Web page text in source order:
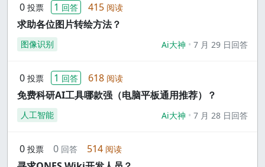
0 投票 1 回答 415 阅读
求助各位图片转绘方法？
图像识别 Ai大神 7 月 29 日回答
0 投票 1 回答 618 阅读
免费科研AI工具哪款强（电脑平板通用推荐）？
人工智能 Ai大神 7 月 28 日回答
0 投票 0 回答 514 阅读